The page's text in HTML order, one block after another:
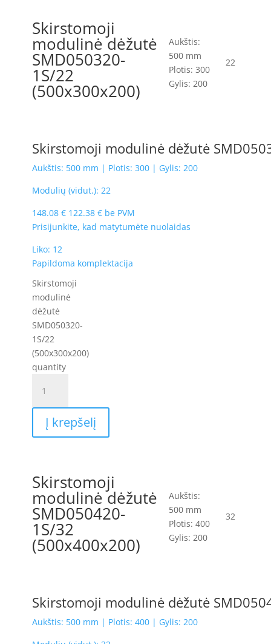
Skirstomoji
modulinė dėžutė
SMD050320-
1S/22
(500x300x200)
Aukštis:
500 mm
Plotis: 300
Gylis: 200
22
Skirstomoji modulinė dėžutė
Aukštis: 500 mm | Plotis: 300 | Gylis: 200
Modulių (vidut.): 22
148.08 € 122.38 € be PVM
Prisijunkite, kad matytumėte nuolaidas
Liko: 12
Papildoma komplektacija
Skirstomoji
modulinė
dėžutė
SMD050320-
1S/22
(500x300x200)
quantity
Į krepšelį
Skirstomoji
modulinė dėžutė
SMD050420-
1S/32
(500x400x200)
Aukštis:
500 mm
Plotis: 400
Gylis: 200
32
Skirstomoji modulinė dėžutė
Aukštis: 500 mm | Plotis: 400 | Gylis: 200